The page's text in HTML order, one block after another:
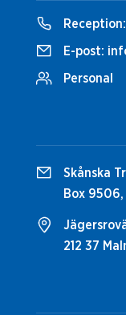
Reception:
E-post:
Personal
Skånska
Box
212 37